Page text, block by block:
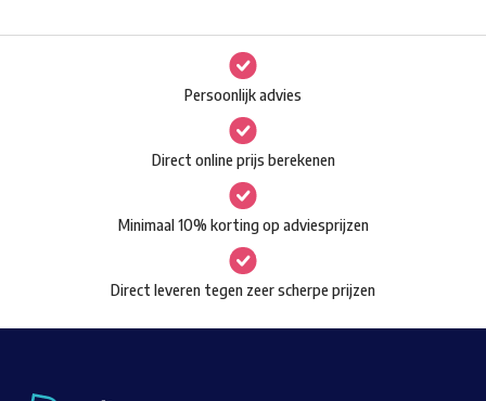
Waar ben je naar op zoek?
Deze
optie
kan
gekozen
worden
op
de
productpagina
Persoonlijk advies
Direct online prijs berekenen
Minimaal 10% korting op adviesprijzen
Direct leveren tegen zeer scherpe prijzen